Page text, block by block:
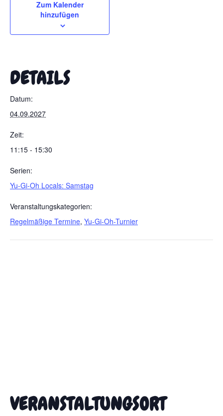
Zum Kalender
hinzufügen
DETAILS
Datum:
04.09.2027
Zeit:
11:15 - 15:30
Serien:
Yu-Gi-Oh Locals: Samstag
Veranstaltungskategorien:
Regelmäßige Termine, Yu-Gi-Oh-Turnier
VERANSTALTUNGSORT